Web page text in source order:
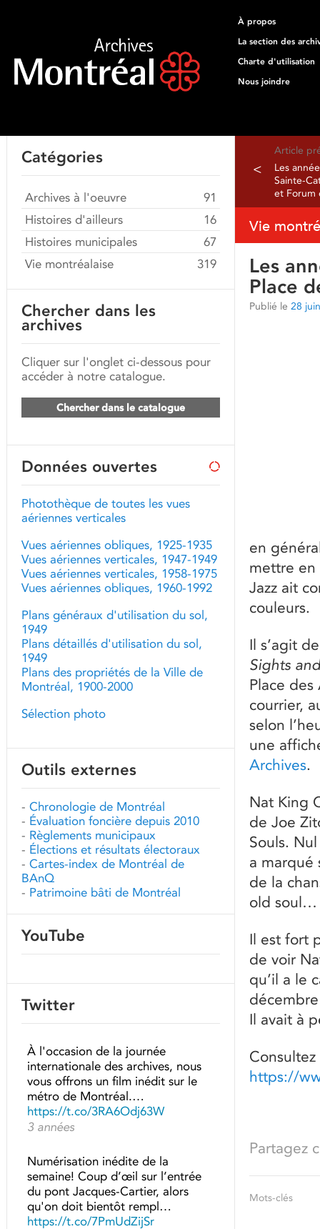
À propos
La section des
Charte d'utilisation
Nous joindre
Article
<
Les
Sainte-
et Forum
Vie
Les
Place
Publié le 28
en
mettre en
Jazz ait
couleurs.
Il s’agit
Sights
Place
courrier,
selon
une
Archives.
Nat King
de Joe
Souls.
a marqué
de la
old
Il est fort
de voir
qu’il a le
Il avait à
Consultez
https://
Partagez
Mots-clés
Catégories
Archives à l'oeuvre
91
Histoires d'ailleurs
16
Histoires municipales
67
Vie montréalaise
319
Chercher dans les
archives
Cliquer sur l'onglet ci-dessous pour
accéder à notre catalogue.
Chercher dans le catalogue
Données ouvertes
Photothèque de toutes les vues
aériennes verticales
Vues aériennes obliques, 1925-1935
Vues aériennes verticales, 1947-1949
Vues aériennes verticales, 1958-1975
Vues aériennes obliques, 1960-1992
Plans généraux d'utilisation du sol,
1949
Plans détaillés d'utilisation du sol,
1949
Plans des propriétés de la Ville de
Montréal, 1900-2000
Sélection photo
Outils externes
- Chronologie de Montréal
- Évaluation foncière depuis 2010
- Règlements municipaux
- Élections et résultats électoraux
- Cartes-index de Montréal de
BAnQ
- Patrimoine bâti de Montréal
YouTube
Twitter
À l'occasion de la journée
internationale des archives, nous
vous offrons un film inédit sur le
métro de Montréal.…
https://t.co/3RA6Odj63W
3 années
Numérisation inédite de la
semaine! Coup d’œil sur l’entrée
du pont Jacques-Cartier, alors
qu'on doit bientôt rempl…
https://t.co/7PmUdZijSr